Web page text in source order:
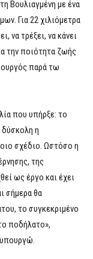
Βουλιαγμένη με ένα
Για 22 χιλιόμετρα
να τρέξει, να κάνει
την ποιότητα ζωής
παρά τω
που υπήρξε: το
η
σχέδιο. Ωστόσο η
της
ως έργο και έχει
σήμερα θα
το συγκεκριμένο
ποδήλατο»,